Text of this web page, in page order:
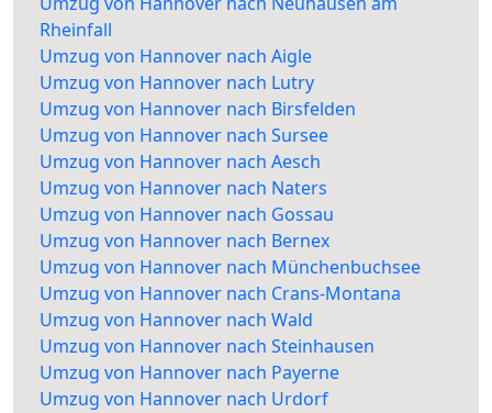
Rheinfall
Umzug von Hannover nach Aigle
Umzug von Hannover nach Lutry
Umzug von Hannover nach Birsfelden
Umzug von Hannover nach Sursee
Umzug von Hannover nach Aesch
Umzug von Hannover nach Naters
Umzug von Hannover nach Gossau
Umzug von Hannover nach Bernex
Umzug von Hannover nach Münchenbuchsee
Umzug von Hannover nach Crans-Montana
Umzug von Hannover nach Wald
Umzug von Hannover nach Steinhausen
Umzug von Hannover nach Payerne
Umzug von Hannover nach Urdorf